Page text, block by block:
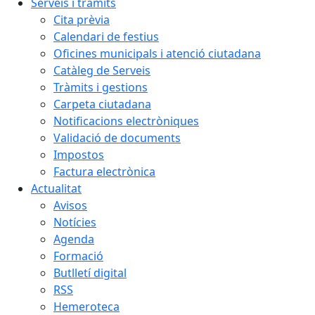
Cita prèvia
Calendari de festius
Oficines municipals i atenció ciutadana
Catàleg de Serveis
Tràmits i gestions
Carpeta ciutadana
Notificacions electròniques
Validació de documents
Impostos
Factura electrònica
Actualitat
Avisos
Notícies
Agenda
Formació
Butlletí digital
RSS
Hemeroteca